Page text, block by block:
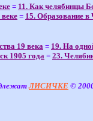
= 11. Как челябинцы
= 15. Образование в
19 века= 19. На
1905 года = 23.
ЛИСИЧКЕ ©